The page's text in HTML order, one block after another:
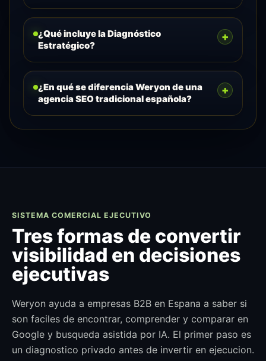
¿Qué incluye la Diagnóstico
Estratégico?
+
¿En qué se diferencia Weryon de una
agencia SEO tradicional española?
+
SISTEMA COMERCIAL EJECUTIVO
Tres formas de convertir
visibilidad en decisiones
ejecutivas
Weryon ayuda a empresas B2B en Espana a saber si
son faciles de encontrar, comprender y comparar en
Google y busqueda asistida por IA. El primer paso es
un diagnostico privado antes de invertir en ejecucion.